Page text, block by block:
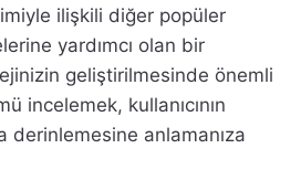
ilişkili diğer popüler
yardımcı olan bir
geliştirilmesinde önemli
incelemek, kullanıcının
derinlemesine anlamanıza